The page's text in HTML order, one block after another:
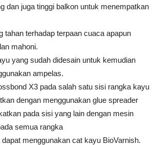
dan juga tinggi balkon untuk menempatkan
tahan terhadap terpaan cuaca apapun
mahoni.
yang sudah didesain untuk kemudian
ampelas.
X3 pada salah satu sisi rangka kayu
dengan menggunakan glue spreader
pada sisi yang lain dengan mesin
semua rangka
dapat menggunakan cat kayu BioVarnish.